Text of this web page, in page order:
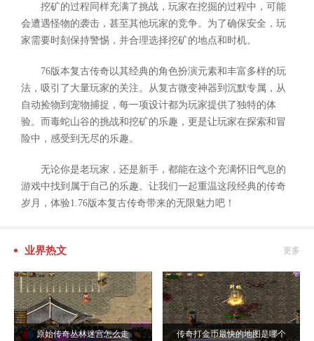
挖矿的过程同样充满了挑战，玩家在挖掘的过程中，可能
会遭遇怪物的袭击，甚至其他玩家的竞争。为了确保安全，玩
家需要时刻保持警惕，并合理选择挖矿的地点和时机。
76版本复古传奇以其经典的角色扮演元素和丰富多样的玩
法，吸引了大量玩家的关注。从复古微变神器到沉默专属，从
自动捡物到宠物捕捉，每一项设计都为玩家提供了独特的体
验。而毒蛇山谷的挑战和挖矿的乐趣，更是让玩家在探索和冒
险中，感受到无尽的乐趣。
无论你是老玩家，还是新手，都能在这个充满怀旧气息的
游戏中找到属于自己的乐趣。让我们一起重温这段经典的传奇
岁月，体验1.76版本复古传奇带来的无限魅力吧！
业界热文 更多
原始传奇丛林迷宫怎么走 传奇打金币最快的地图是哪个